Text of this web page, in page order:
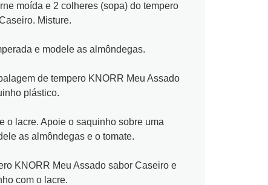
moída e 2 colheres (sopa) do tempero
Misture.
e modele as almôndegas.
de tempero KNORR Meu Assado
plástico.
o lacre. Apoie o saquinho sobre uma
as almôndegas e o tomate.
KNORR Meu Assado sabor Caseiro e
com o lacre.